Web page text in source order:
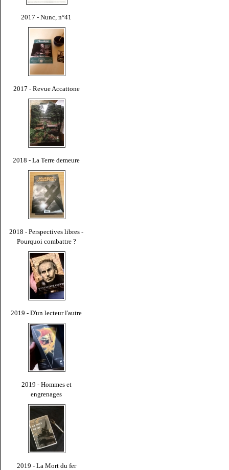
2017 - Nunc, n°41
2017 - Revue Accattone
2018 - La Terre demeure
2018 - Perspectives libres -
Pourquoi combattre ?
2019 - D'un lecteur l'autre
2019 - Hommes et
engrenages
2019 - La Mort du fer